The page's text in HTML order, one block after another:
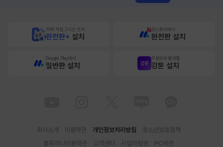
10배 적립, 2시간 먼저
완전판+ 설치
원스토어에서
완전판 설치
Google Play에서
일반판 설치
무협만화 플랫폼
강툰 설치
회사소개 이용약관 개인정보처리방침
청소년보호정책
블루머니이용약관
고객센터 사업자정보 PC버전